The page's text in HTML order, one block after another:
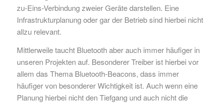
zu-Eins-Verbindung zweier Geräte darstellen. Eine
Infrastrukturplanung oder gar der Betrieb sind hierbei nicht
allzu relevant.
Mittlerweile taucht Bluetooth aber auch immer häufiger in
unseren Projekten auf. Besonderer Treiber ist hierbei vor
allem das Thema Bluetooth-Beacons, dass immer
häufiger von besonderer Wichtigkeit ist. Auch wenn eine
Planung hierbei nicht den Tiefgang und auch nicht die